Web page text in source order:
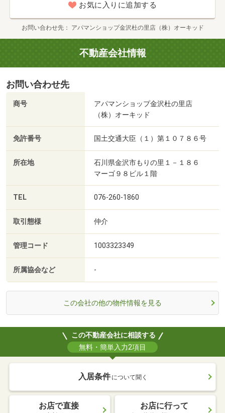
お気に入りに追加する
お問い合わせ先 アパマンショップ金沢杜の里店（株）オーキッド
不動産会社情報
お問い合わせ先
商号
アパマンショップ金沢杜の里店
（株）オーキッド
免許番号 国土交通大臣（１）第１０７８６号
所在地
石川県金沢市もりの里１－１８６
マーゴ９８ビル１階
TEL 076-260-1860
取引態様 仲介
管理コード 1003323349
所属協会など -
この会社の他の物件情報を見る
この不動産会社に相談する
無料・簡単入力2項目
入居条件 について聞く
お店で直接 お店に行って